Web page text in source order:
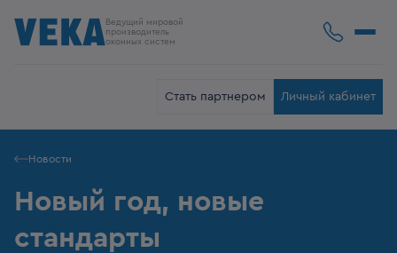
Ведущий мировой
производитель
оконных систем
Стать партнером Личный кабинет
Новости
Новый год, новые
стандарты